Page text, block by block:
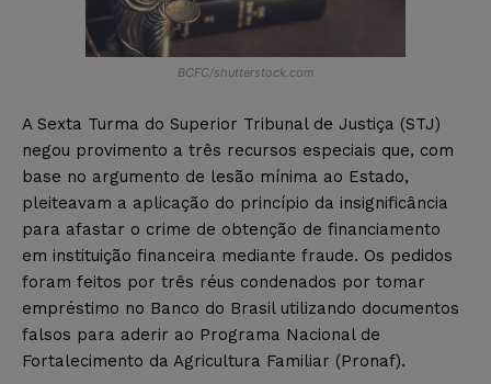
BCFC/shutterstock.com
A Sexta Turma do Superior Tribunal de Justiça (STJ)
negou provimento a três recursos especiais que, com
base no argumento de lesão mínima ao Estado,
pleiteavam a aplicação do princípio da insignificância
para afastar o crime de obtenção de financiamento
em instituição financeira mediante fraude. Os pedidos
foram feitos por três réus condenados por tomar
empréstimo no Banco do Brasil utilizando documentos
falsos para aderir ao Programa Nacional de
Fortalecimento da Agricultura Familiar (Pronaf).